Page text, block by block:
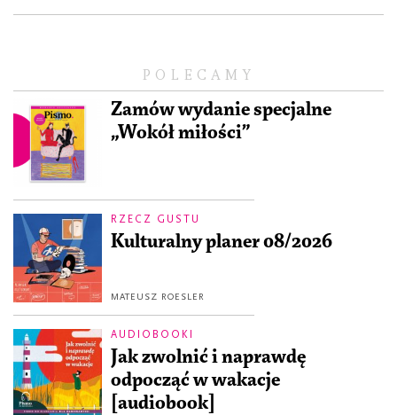
POLECAMY
Zamów wydanie specjalne
„Wokół miłości”
RZECZ GUSTU
Kulturalny planer 08/2026
MATEUSZ ROESLER
AUDIOBOOKI
Jak zwolnić i naprawdę
odpocząć w wakacje
[audiobook]